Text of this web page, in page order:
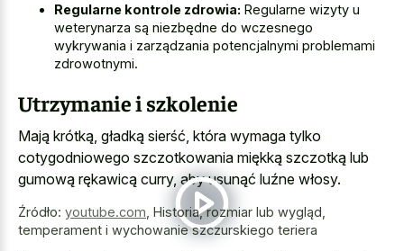
Regularne kontrole zdrowia: Regularne wizyty u
weterynarza są niezbędne do wczesnego
wykrywania i zarządzania potencjalnymi problemami
zdrowotnymi.
Utrzymanie i szkolenie
Mają krótką, gładką sierść, która wymaga tylko
cotygodniowego szczotkowania miękką szczotką lub
gumową rękawicą curry, aby usunąć luźne włosy.
Źródło: youtube.com Historia, rozmiar lub wygląd,
temperament i wychowanie szczurskiego teriera